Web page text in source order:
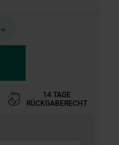
＋
14 TAGE
RÜCKGABERECHT